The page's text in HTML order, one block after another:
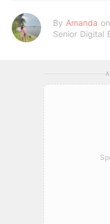
By Amanda
Senior Digital
皆收获热烈反响。她通过
都能掌握最新的资讯，让